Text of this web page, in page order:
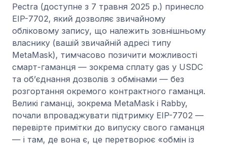
Pectra (доступне з 7 травня 2025 р.) принесло
EIP-7702, який дозволяє звичайному
обліковому запису, що належить зовнішньому
власнику (вашій звичайній адресі типу
MetaMask), тимчасово позичити можливості
смарт-гаманця — зокрема сплату gas у USDC
та об’єднання дозволів з обмінами — без
розгортання окремого контрактного гаманця.
Великі гаманці, зокрема MetaMask і Rabby,
почали впроваджувати підтримку EIP-7702 —
перевірте примітки до випуску свого гаманця
— і там, де вона є, це перетворює «обмін із